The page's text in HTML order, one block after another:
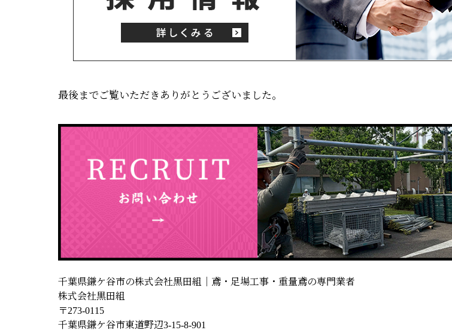
最後までご覧いただきありがとうございました。
千葉県鎌ケ谷市の株式会社黒田組｜鳶・足場工事・重量鳶の専門業者
株式会社黒田組
〒273-0115
千葉県鎌ケ谷市東道野辺3-15-8-901